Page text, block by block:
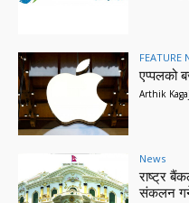
FEATURE
एप्पलको
Arthik Kagaj
News
राष्ट्र
संकलन